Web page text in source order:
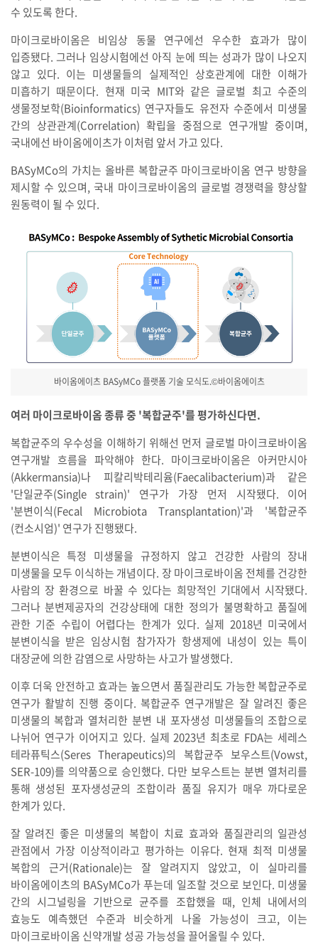
수 있도록 한다.
마이크로바이옴은 비임상 동물 연구에선 우수한 효과가 많이
입증됐다. 그러나 임상시험에선 아직 눈에 띄는 성과가 많이 나오지
않고 있다. 이는 미생물들의 실제적인 상호관계에 대한 이해가
미흡하기 때문이다. 현재 미국 MIT와 같은 글로벌 최고 수준의
생물정보학(Bioinformatics) 연구자들도 유전자 수준에서 미생물
간의 상관관계(Correlation) 확립을 중점으로 연구개발 중이며,
국내에선 바이옴에이츠가 이처럼 앞서 가고 있다.
BASyMCo의 가치는 올바른 복합균주 마이크로바이옴 연구 방향을
제시할 수 있으며, 국내 마이크로바이옴의 글로벌 경쟁력을 향상할
원동력이 될 수 있다.
바이옴에이츠 BASyMCo 플랫폼 기술 모식도.©바이옴에이츠
여러 마이크로바이옴 종류 중 '복합균주'를 평가하신다면.
복합균주의 우수성을 이해하기 위해선 먼저 글로벌 마이크로바이옴
연구개발 흐름을 파악해야 한다. 마이크로바이옴은 아커만시아
(Akkermansia)나 피칼리박테리윰(Faecalibacterium)과 같은
'단일균주(Single strain)' 연구가 가장 먼저 시작됐다. 이어
'분변이식(Fecal Microbiota Transplantation)'과 '복합균주
(컨소시엄)' 연구가 진행됐다.
분변이식은 특정 미생물을 규정하지 않고 건강한 사람의 장내
미생물을 모두 이식하는 개념이다. 장 마이크로바이옴 전체를 건강한
사람의 장 환경으로 바꿀 수 있다는 희망적인 기대에서 시작됐다.
그러나 분변제공자의 건강상태에 대한 정의가 불명확하고 품질에
관한 기준 수립이 어렵다는 한계가 있다. 실제 2018년 미국에서
분변이식을 받은 임상시험 참가자가 항생제에 내성이 있는 특이
대장균에 의한 감염으로 사망하는 사고가 발생했다.
이후 더욱 안전하고 효과는 높으면서 품질관리도 가능한 복합균주로
연구가 활발히 진행 중이다. 복합균주 연구개발은 잘 알려진 좋은
미생물의 복합과 열처리한 분변 내 포자생성 미생물들의 조합으로
나뉘어 연구가 이어지고 있다. 실제 2023년 최초로 FDA는 세레스
테라퓨틱스(Seres Therapeutics)의 복합균주 보우스트(Vowst,
SER-109)를 의약품으로 승인했다. 다만 보우스트는 분변 열처리를
통해 생성된 포자생성균의 조합이라 품질 유지가 매우 까다로운
한계가 있다.
잘 알려진 좋은 미생물의 복합이 치료 효과와 품질관리의 일관성
관점에서 가장 이상적이라고 평가하는 이유다. 현재 최적 미생물
복합의 근거(Rationale)는 잘 알려지지 않았고, 이 실마리를
바이옴에이츠의 BASyMCo가 푸는데 일조할 것으로 보인다. 미생물
간의 시그널링을 기반으로 균주를 조합했을 때, 인체 내에서의
효능도 예측했던 수준과 비슷하게 나올 가능성이 크고, 이는
마이크로바이옴 신약개발 성공 가능성을 끌어올릴 수 있다.